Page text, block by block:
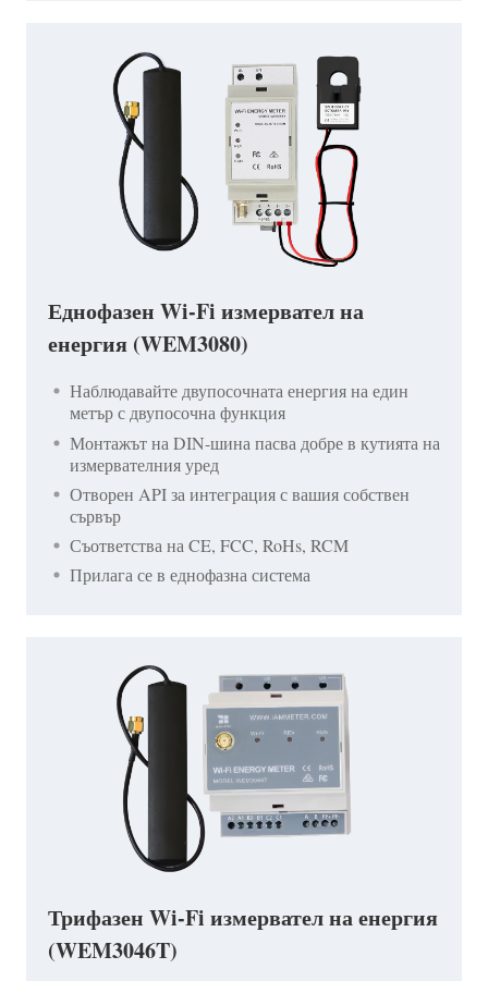
Еднофазен Wi-Fi измервател на
енергия (WEM3080)
Наблюдавайте двупосочната енергия на един
метър с двупосочна функция
Монтажът на DIN-шина пасва добре в кутията на
измервателния уред
Отворен API за интеграция с вашия собствен
сървър
Съответства на CE, FCC, RoHs, RCM
Прилага се в еднофазна система
Трифазен Wi-Fi измервател на енергия
(WEM3046T)